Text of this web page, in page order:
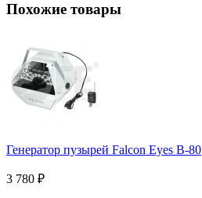
Похожие товары
Генератор пузырей Falcon Eyes B-80
3 780 ₽